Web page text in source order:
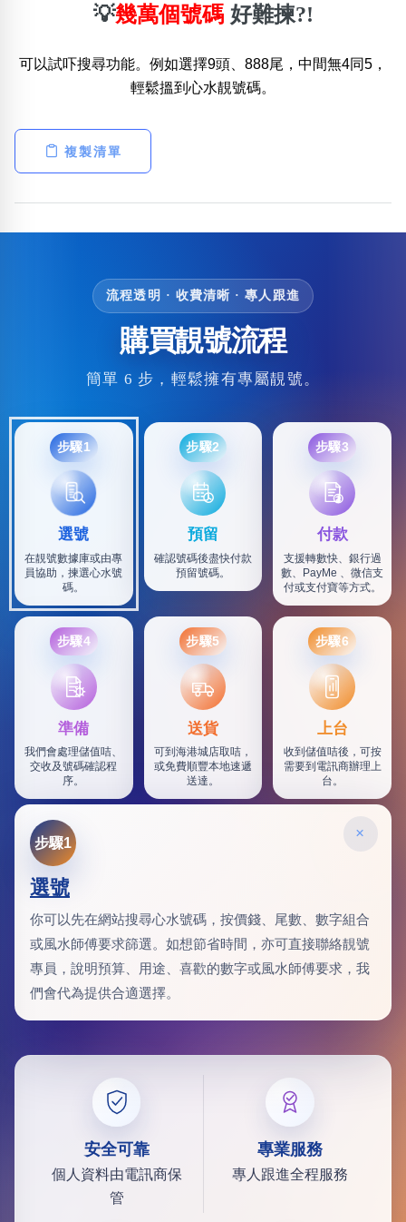
💡幾萬個號碼 好難揀?!
可以試吓搜尋功能。例如選擇9頭、888尾，中間無4同5，
輕鬆搵到心水靚號碼。
複製清單
流程透明 · 收費清晰 · 專人跟進
購買靚號流程
簡單 6 步，輕鬆擁有專屬靚號。
步驟1
選號
在靚號數據庫或由專
員協助，揀選心水號
碼。
步驟2
預留
確認號碼後盡快付款
預留號碼。
步驟3
付款
支援轉數快、銀行過
數、PayMe 、微信支
付或支付寶等方式。
步驟4
準備
我們會處理儲值咭、
交收及號碼確認程
序。
步驟5
SF
送貨
可到海港城店取咭，
或免費順豐本地速遞
送達。
步驟6
上台
收到儲值咭後，可按
需要到電訊商辦理上
台。
×
步驟1
選號
你可以先在網站搜尋心水號碼，按價錢、尾數、數字組合
或風水師傅要求篩選。如想節省時間，亦可直接聯絡靚號
專員，說明預算、用途、喜歡的數字或風水師傅要求，我
們會代為提供合適選擇。
安全可靠
個人資料由電訊商保
管
專業服務
專人跟進全程服務